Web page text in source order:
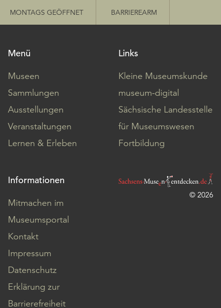
MONTAGS GEÖFFNET BARRIEREARM
Menü
Museen
Sammlungen
Ausstellungen
Veranstaltungen
Lernen & Erleben
Links
Kleine Museumskunde
museum-digital
Sächsische Landesstelle
für Museumswesen
Fortbildung
Informationen
Mitmachen im
Museumsportal
Kontakt
Impressum
Datenschutz
Erklärung zur
Barrierefreiheit
© 2026